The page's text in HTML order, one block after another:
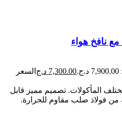
مع نافخ هواء
7,300.00 د.ج السعر
المأكولات. تصميم مميز قابل
فولاذ صلب مقاوم للحرارة.